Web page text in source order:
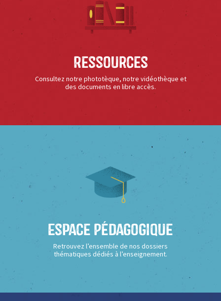
Ressources
Consultez notre phototèque, notre vidéothèque et
des documents en libre accès.
Espace Pédagogique
Retrouvez l’ensemble de nos dossiers
thématiques dédiés à l’enseignement.